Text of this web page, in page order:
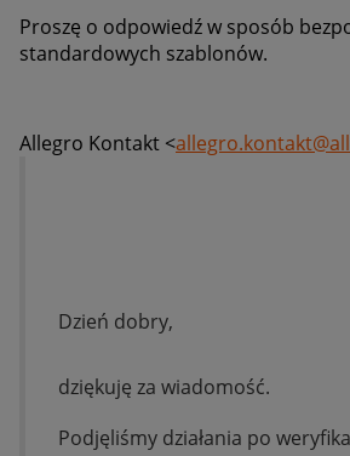
Proszę o odpowiedź w sposób
standardowych szablonów.
Allegro Kontakt <
Dzień dobry,
dziękuję za wiadomość.
Podjęliśmy działania po